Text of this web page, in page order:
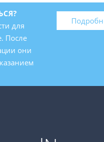
для
После
они